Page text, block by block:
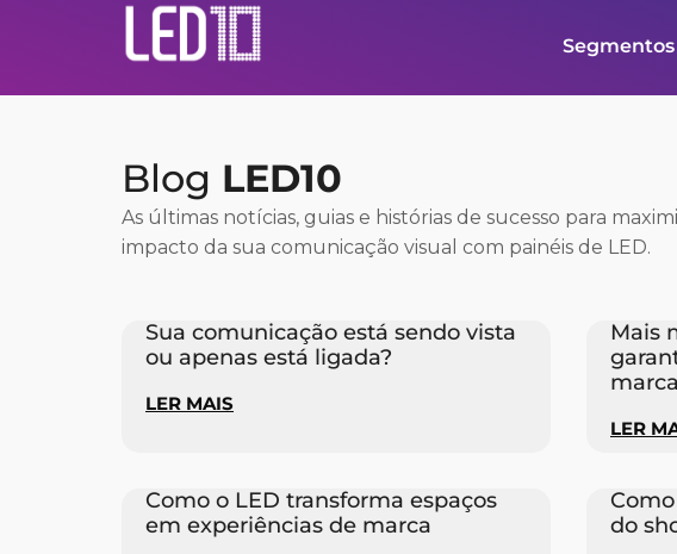
Blog LED10
As últimas notícias, guias e histórias de sucesso para
impacto da sua comunicação visual com painéis de LED.
Sua comunicação está sendo vista
ou apenas está ligada?
LER MAIS
Mais
marca
LER
Como o LED transforma espaços
em experiências de marca
do